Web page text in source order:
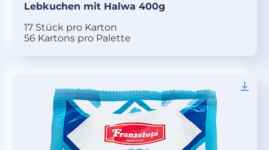
Lebkuchen mit Halwa 400g
17 Stück pro Karton
56 Kartons pro Palette